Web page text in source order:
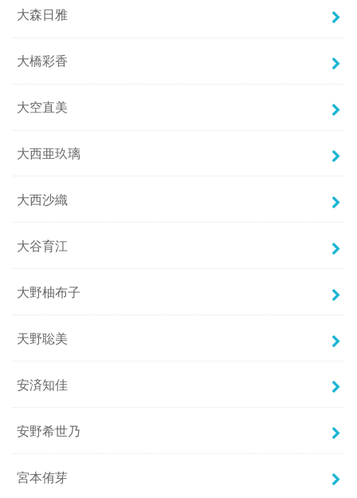
大森日雅
大橋彩香
大空直美
大西亜玖璃
大西沙織
大谷育江
大野柚布子
天野聡美
安済知佳
安野希世乃
宮本侑芽